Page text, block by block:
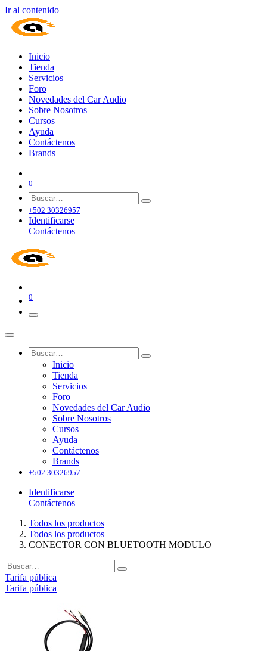
Ir al contenido
Inicio
Tienda
Servicios
Foro
Novedades del Car Audio
Sobre Nosotros
Cursos
Ayuda
Contáctenos
Brands
0
+502 30326957
Identificarse
Contáctenos
0
Inicio
Tienda
Servicios
Foro
Novedades del Car Audio
Sobre Nosotros
Cursos
Ayuda
Contáctenos
Brands
+502 30326957
Identificarse
Contáctenos
Todos los productos
Todos los productos
CONECTOR CON BLUETOOTH MODULO
Tarifa pública
Tarifa pública